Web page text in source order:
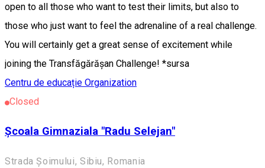
open to all those who want to test their limits, but also to
those who just want to feel the adrenaline of a real challenge.
You will certainly get a great sense of excitement while
joining the Transfăgărășan Challenge! *sursa
Centru de educație Organization
Closed
Școala Gimnaziala "Radu Selejan"
Strada Șoimului, Sibiu, Romania